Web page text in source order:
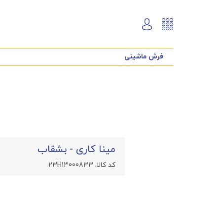
فرش ماشینی
مینا کاری - بشقاب
کد کالا: 23H13000833